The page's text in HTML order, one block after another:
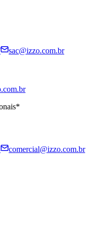
sac@izzo.com.br
comercial@izzo.com.br